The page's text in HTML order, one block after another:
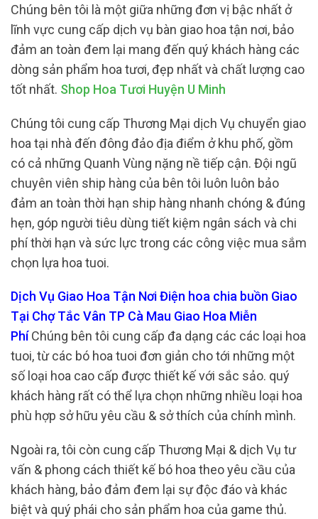
Chúng bên tôi là một giữa những đơn vị bậc nhất ở
lĩnh vực cung cấp dịch vụ bàn giao hoa tận nơi, bảo
đảm an toàn đem lại mang đến quý khách hàng các
dòng sản phẩm hoa tươi, đẹp nhất và chất lượng cao
tốt nhất. Shop Hoa Tươi Huyện U Minh
Chúng tôi cung cấp Thương Mại dịch Vụ chuyển giao
hoa tại nhà đến đông đảo địa điểm ở khu phố, gồm
có cả những Quanh Vùng nặng nề tiếp cận. Đội ngũ
chuyên viên ship hàng của bên tôi luôn luôn bảo
đảm an toàn thời hạn ship hàng nhanh chóng & đúng
hẹn, góp người tiêu dùng tiết kiệm ngân sách và chi
phí thời hạn và sức lực trong các công việc mua sắm
chọn lựa hoa tuoi.
Dịch Vụ Giao Hoa Tận Nơi Điện hoa chia buồn Giao
Tại Chợ Tắc Vân TP Cà Mau Giao Hoa Miễn
PhíChúng bên tôi cung cấp đa dạng các các loại hoa
tuoi, từ các bó hoa tuoi đơn giản cho tới những một
số loại hoa cao cấp được thiết kế với sắc sảo. quý
khách hàng rất có thể lựa chọn những nhiều loại hoa
phù hợp sở hữu yêu cầu & sở thích của chính mình.
Ngoài ra, tôi còn cung cấp Thương Mại & dịch Vụ tư
vấn & phong cách thiết kế bó hoa theo yêu cầu của
khách hàng, bảo đảm đem lại sự độc đáo và khác
biệt và quý phái cho sản phẩm hoa của game thủ.